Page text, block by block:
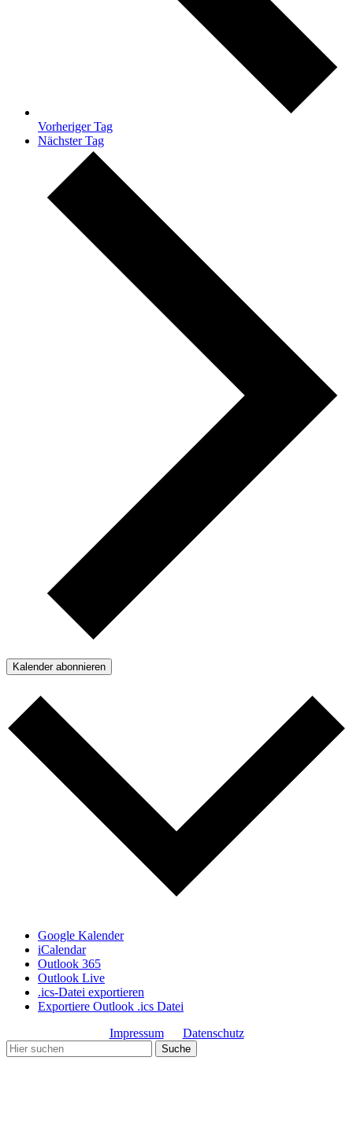
Vorheriger Tag
Nächster Tag
Kalender abonnieren
Google Kalender
iCalendar
Outlook 365
Outlook Live
.ics-Datei exportieren
Exportiere Outlook .ics Datei
Impressum
Datenschutz